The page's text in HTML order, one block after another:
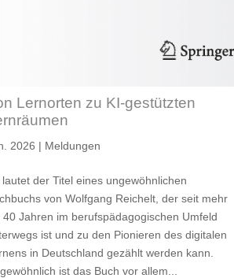
Lernorten zu KI-gestützten
2026 | Meldungen
lautet der Titel eines ungewöhnlichen
von Wolfgang Reichelt, der seit mehr
40 Jahren im berufspädagogischen Umfeld
ist und zu den Pionieren des digitalen
in Deutschland gezählt werden kann.
ist das Buch vor allem...